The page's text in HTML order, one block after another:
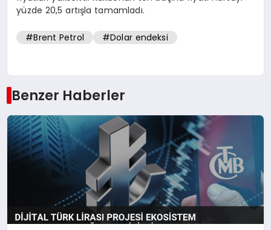
yüzde 20,5 artışla tamamladı.
#Brent Petrol #Dolar endeksi
Benzer Haberler